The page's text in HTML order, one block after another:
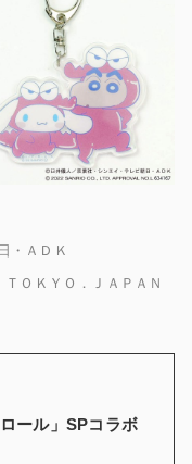
・ＡＤＫ
ＯＫＹＯ．ＪＡＰＡＮ
ール」SPコラボ